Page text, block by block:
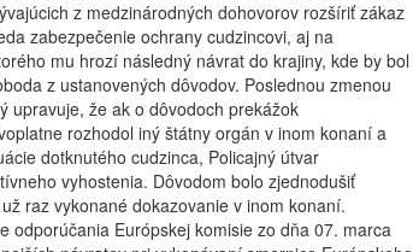
z medzinárodných dohovorov rozšíriť zákaz
zabezpečenie ochrany cudzincovi, aj na
mu hrozí následný návrat do krajiny, kde by bol
z ustanovených dôvodov. Poslednou zmenou
upravuje, že ak o dôvodoch prekážok
rozhodol iný štátny orgán v inom konaní a
dotknutého cudzinca, Policajný útvar
vyhostenia. Dôvodom bolo zjednodušiť
raz vykonané dokazovanie v inom konaní.
odporúčania Európskej komisie zo dňa 07. marca